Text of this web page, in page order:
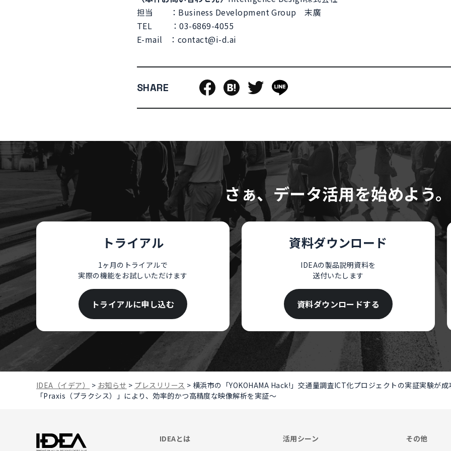
担当 ：Business Development Group 末廣
TEL ：03-6869-4055
E-mail ：contact@i-d.ai
SHARE
さぁ、データ活用を始めよう
トライアル
1ヶ月のトライアルで
実際の機能をお試しいただけます
トライアルに申し込む
資料ダウンロード
IDEAの製品説明資料を
送付いたします
資料ダウンロードする
IDEA（イデア） > お知らせ > プレスリリース > 横浜市の「YOKOHAMA Hack!」交通量調査ICT化プロジェクトの実証実験が
「Praxis（プラクシス）」により、効率的かつ高精度な映像解析を実証～
IDEAとは 活用シーン その他